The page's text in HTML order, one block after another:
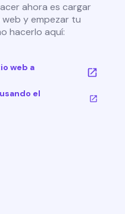
ahora es cargar
y empezar tu
hacerlo aquí:
web a
el